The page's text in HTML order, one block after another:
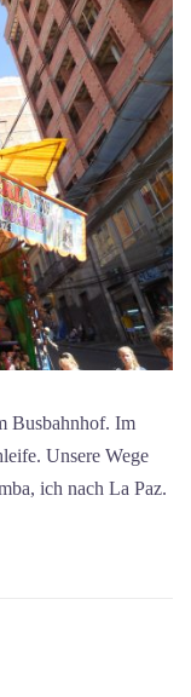
Busbahnhof. Im
Unsere Wege
ich nach La Paz.